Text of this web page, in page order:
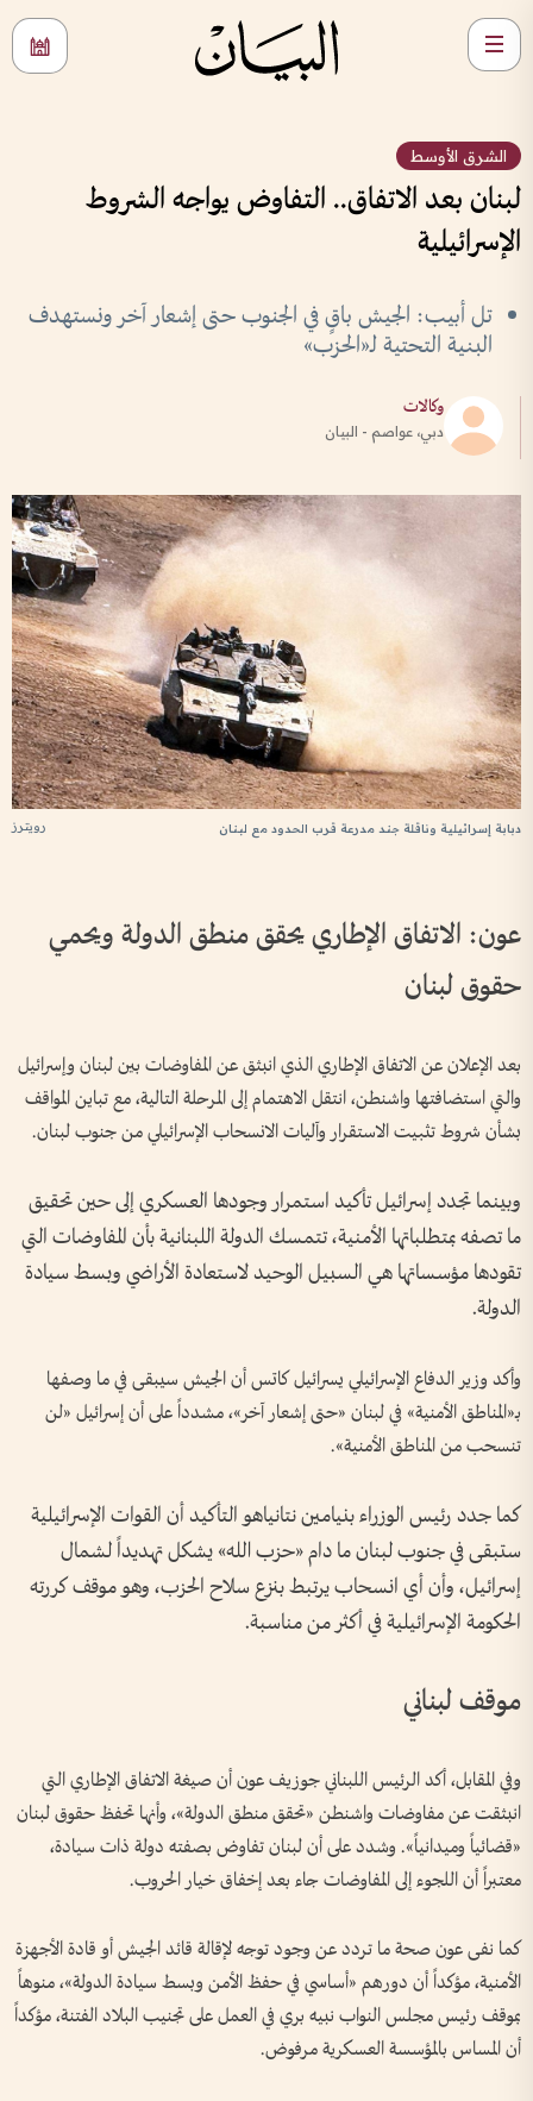
الشرق الأوسط
لبنان بعد الاتفاق.. التفاوض يواجه الشروط
الإسرائيلية
تل أبيب: الجيش باقٍ في الجنوب حتى إشعار آخر ونستهدف
البنية التحتية لـ«الحزب»
وكالات
دبي، عواصم - البيان
رويترز دبابة إسرائيلية وناقلة جند مدرعة قرب الحدود مع لبنان
عون: الاتفاق الإطاري يحقق منطق الدولة ويحمي
حقوق لبنان
بعد الإعلان عن الاتفاق الإطاري الذي انبثق عن المفاوضات بين لبنان وإسرائيل
والتي استضافتها واشنطن، انتقل الاهتمام إلى المرحلة التالية، مع تباين المواقف
بشأن شروط تثبيت الاستقرار وآليات الانسحاب الإسرائيلي من جنوب لبنان.
وبينما تجدد إسرائيل تأكيد استمرار وجودها العسكري إلى حين تحقيق
ما تصفه بمتطلباتها الأمنية، تتمسك الدولة اللبنانية بأن المفاوضات التي
تقودها مؤسساتها هي السبيل الوحيد لاستعادة الأراضي وبسط سيادة
الدولة.
وأكد وزير الدفاع الإسرائيلي يسرائيل كاتس أن الجيش سيبقى في ما وصفها
بـ«المناطق الأمنية» في لبنان «حتى إشعار آخر»، مشدداً على أن إسرائيل «لن
تنسحب من المناطق الأمنية».
كما جدد رئيس الوزراء بنيامين نتانياهو التأكيد أن القوات الإسرائيلية
ستبقى في جنوب لبنان ما دام «حزب الله» يشكل تهديداً لشمال
إسرائيل، وأن أي انسحاب يرتبط بنزع سلاح الحزب، وهو موقف كررته
الحكومة الإسرائيلية في أكثر من مناسبة.
موقف لبناني
وفي المقابل، أكد الرئيس اللبناني جوزيف عون أن صيغة الاتفاق الإطاري التي
انبثقت عن مفاوضات واشنطن «تحقق منطق الدولة»، وأنها تحفظ حقوق لبنان
«قضائياً وميدانياً». وشدد على أن لبنان تفاوض بصفته دولة ذات سيادة،
معتبراً أن اللجوء إلى المفاوضات جاء بعد إخفاق خيار الحروب.
كما نفى عون صحة ما تردد عن وجود توجه لإقالة قائد الجيش أو قادة الأجهزة
الأمنية، مؤكداً أن دورهم «أساسي في حفظ الأمن وبسط سيادة الدولة»، منوهاً
بموقف رئيس مجلس النواب نبيه بري في العمل على تجنيب البلاد الفتنة، مؤكداً
أن المساس بالمؤسسة العسكرية مرفوض.